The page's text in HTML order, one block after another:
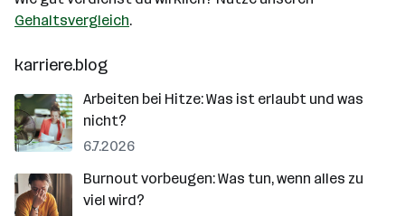
Gehaltsvergleich.
karriere.blog
Arbeiten bei Hitze: Was ist erlaubt und was
nicht?
6.7.2026
Burnout vorbeugen: Was tun, wenn alles zu
viel wird?